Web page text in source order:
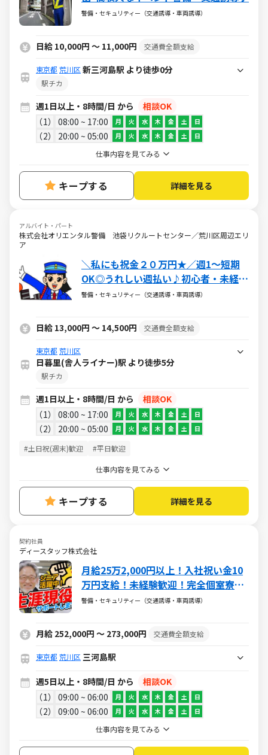
警備・セキュリティー（交通誘導・車両誘導）
日給 10,000円 ～ 11,000円 交通費全額支給
東京都 荒川区 新三河島駅 より徒歩0分
駅チカ
週1日以上・8時間/日 から
相談OK
1
08:00 ~ 17:00 月 火 水 木 金 土 日
2 20:00 ~ 05:00 月 火 水 木 金 土 日
仕事内容を見てみる
キープする 詳細を見る
アルバイト・パート
株式会社オリエンタル警備 池袋リクルートセンター／荒川区周辺エリ
ア
＼私にも祝金２０万円★／週1～短期
OK◎うれしい週払い♪初心者・未経験
大歓迎！積極採用中！即日研修可
警備・セキュリティー（交通誘導・車両誘導）
日給 13,000円 ～ 14,500円 交通費全額支給
東京都 荒川区
日暮里(舎人ライナー)駅 より徒歩5分
駅チカ
週1日以上・8時間/日 から
相談OK
1
08:00 ~ 17:00 月 火 水 木 金 土 日
2 20:00 ~ 05:00 月 火 水 木 金 土 日
#土日祝(週末)歓迎 #平日歓迎
仕事内容を見てみる
キープする 詳細を見る
契約社員
ディースタッフ株式会社
月給25万2,000円以上！入社祝い金10
万円支給！未経験歓迎！完全個室寮完
備（1ヶ月無料）！30代～70代活躍
スタッフ募集！
警備・セキュリティー（交通誘導・車両誘導）
月給 252,000円 ～ 273,000円 交通費全額支給
東京都 荒川区 三河島駅
週5日以上・8時間/日 から
相談OK
1
09:00 ~ 06:00 月 火 水 木 金 土 日
2 09:00 ~ 06:00 月 火 水 木 金 土 日
仕事内容を見てみる